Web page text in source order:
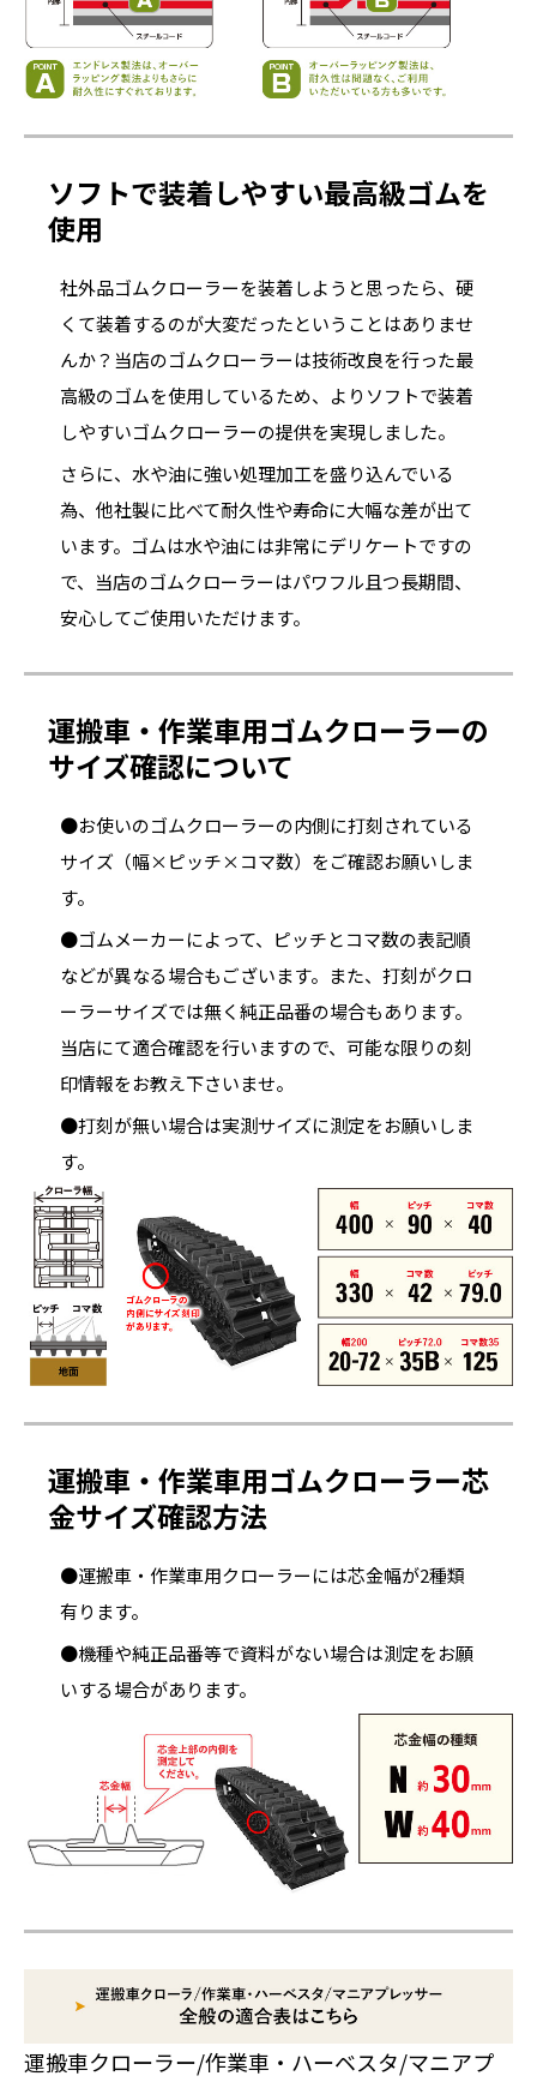
ソフトで装着しやすい最高級ゴムを
使用
社外品ゴムクローラーを装着しようと思ったら、硬
くて装着するのが大変だったということはありませ
んか？当店のゴムクローラーは技術改良を行った最
高級のゴムを使用しているため、よりソフトで装着
しやすいゴムクローラーの提供を実現しました。
さらに、水や油に強い処理加工を盛り込んでいる
為、他社製に比べて耐久性や寿命に大幅な差が出て
います。ゴムは水や油には非常にデリケートですの
で、当店のゴムクローラーはパワフル且つ長期間、
安心してご使用いただけます。
運搬車・作業車用ゴムクローラーの
サイズ確認について
●お使いのゴムクローラーの内側に打刻されている
サイズ（幅×ピッチ×コマ数）をご確認お願いしま
す。
●ゴムメーカーによって、ピッチとコマ数の表記順
などが異なる場合もございます。また、打刻がクロ
ーラーサイズでは無く純正品番の場合もあります。
当店にて適合確認を行いますので、可能な限りの刻
印情報をお教え下さいませ。
●打刻が無い場合は実測サイズに測定をお願いしま
す。
運搬車・作業車用ゴムクローラー芯
金サイズ確認方法
●運搬車・作業車用クローラーには芯金幅が2種類
有ります。
●機種や純正品番等で資料がない場合は測定をお願
いする場合があります。
運搬車クローラー/作業車・ハーベスタ/マニアプ